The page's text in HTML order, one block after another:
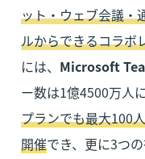
ット・ウェブ会議・
ルからできるコラボ
には、 Microsoft
ー数は1億4500万人
プランでも最大100
開催でき、更に3つ